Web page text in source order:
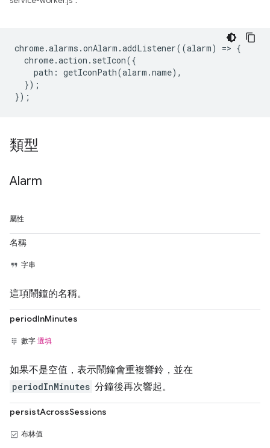
chrome.alarms .onAlarm .addListener((alarm) => {
chrome.action . setIcon({
path : getIconPath(alarm .name),
});
});
類型
Alarm
屬性
名稱
字串
這項鬧鐘的名稱。
periodInMinutes
數字 選填
如果不是空值，表示鬧鐘會重複響鈴，並在
periodInMinutes 分鐘後再次響起。
persistAcrossSessions
布林值